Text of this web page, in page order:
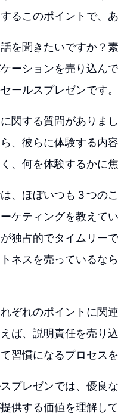
るこのポイントで、
を聞きたいですか？
ーションを売り込ん
ールスプレゼンです
関する質問がありま
、彼らに体験する内
、何を体験するかに
、ほぼいつも３つの
ケティングを教えて
独占的でタイムリー
ネスを売っているな
ぞれのポイントに関
ば、説明責任を売り
習慣になるプロセス
プレゼンでは、優良
供する価値を理解し